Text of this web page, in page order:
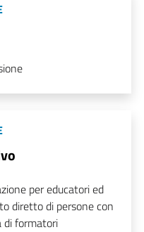
per educatori ed
diretto di persone con
di formatori